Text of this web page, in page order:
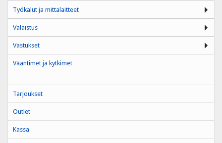
Työkalut ja mittalaitteet
Valaistus
Vastukset
Vääntimet ja kytkimet
Tarjoukset
Outlet
Kassa